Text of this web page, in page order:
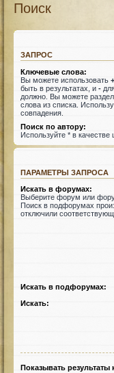
Поиск
ЗАПРОС
Ключевые слова:
Вы можете использовать +
быть в результатах, и -
должно. Вы можете
слова из списка.
совпадения.
Поиск по автору:
Используйте * в качестве
ПАРАМЕТРЫ ЗАПРОСА
Искать в форумах:
Выберите форум или
Поиск в подфорумах
отключили
Искать в подфорумах:
Искать:
Показывать результаты